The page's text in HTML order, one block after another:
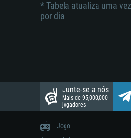
* Tabela atualiza uma vez
por dia
Junte-se a nós
Mais de 95,000,000
jogadores
Jogo